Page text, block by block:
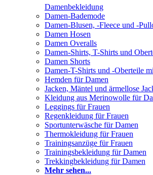
Damenbekleidung
Damen-Bademode
Damen-Blusen, -Fleece und -
Damen Hosen
Damen Overalls
Damen-Shirts, T-Shirts und
Damen Shorts
Damen-T-Shirts und -Oberteile
Hemden für Damen
Jacken, Mäntel und ärmellose
Kleidung aus Merinowolle für
Leggings für Frauen
Regenkleidung für Frauen
Sportunterwäsche für Damen
Thermokleidung für Frauen
Trainingsanzüge für Frauen
Trainingsbekleidung für Damen
Trekkingbekleidung für Damen
Mehr sehen...